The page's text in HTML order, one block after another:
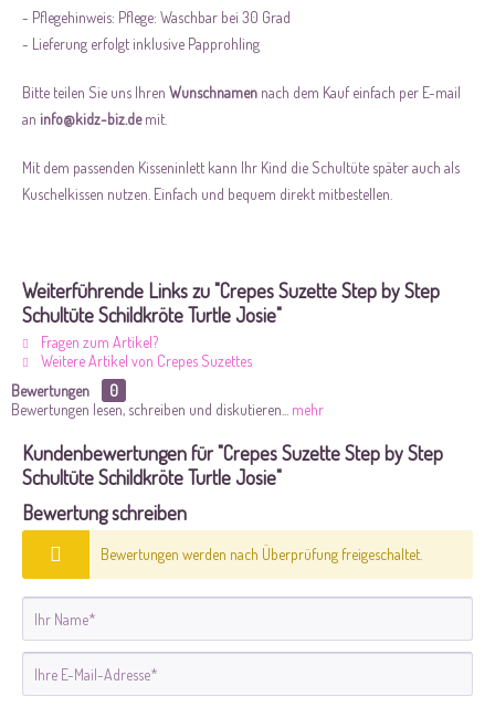
- Pflegehinweis: Pflege: Waschbar bei 30 Grad
- Lieferung erfolgt inklusive Papprohling
Bitte teilen Sie uns Ihren Wunschnamen nach dem Kauf einfach per E-mail
an info@kidz-biz.demit.
Mit dem passenden Kisseninlett kann Ihr Kind die Schultüte später auch als
Kuschelkissen nutzen. Einfach und bequem direkt mitbestellen.
Weiterführende Links zu "Crepes Suzette Step by Step
Schultüte Schildkröte Turtle Josie"
Fragen zum Artikel?
Weitere Artikel von Crepes Suzettes
Bewertungen
0
Bewertungen lesen, schreiben und diskutieren...
mehr
Kundenbewertungen für "Crepes Suzette Step by Step
Schultüte Schildkröte Turtle Josie"
Bewertung schreiben
Bewertungen werden nach Überprüfung freigeschaltet.